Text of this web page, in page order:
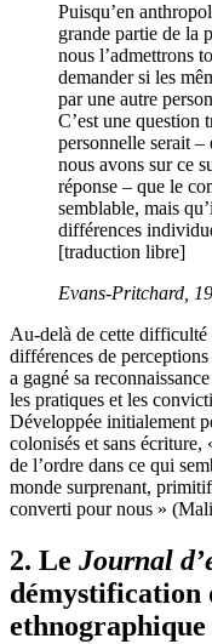
Puisqu’en
grande partie de la
nous l’admettrons
demander si les
par une autre
C’est une question
personnelle serait –
nous avons sur ce
réponse – que le
semblable, mais
différences
[traduction libre]
Evans-Pritchard,
Au-delà de cette
différences de
a gagné sa
les pratiques et les
Développée initialement
colonisés et sans écriture,
de l’ordre dans ce qui
monde surprenant,
converti pour nous »
2. Le Journal
démystification
ethnographique